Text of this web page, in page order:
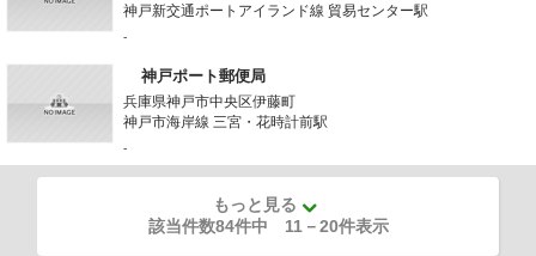
神戸新交通ポートアイランド線 貿易センター駅
-
神戸ポート郵便局
兵庫県神戸市中央区伊藤町
神戸市海岸線 三宮・花時計前駅
-
もっと見る
該当件数84件中 11 －20件表示